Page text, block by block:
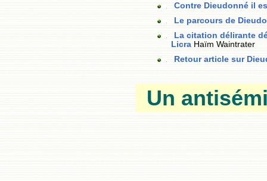
Contre Dieudonné il
Le parcours de
La citation délirante
Licra Haïm Waintrater
Retour article sur
Un